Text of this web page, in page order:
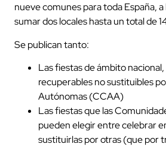
nueve comunes para toda España,
sumar dos locales hasta un total de
Se publican tanto:
Las fiestas de ámbito
recuperables no sustituibles
Autónomas (CCAA)
Las fiestas que las
pueden elegir entre celebrar
sustituirlas por otras (que por